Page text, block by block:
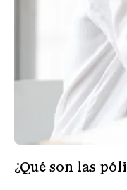
¿Qué son las